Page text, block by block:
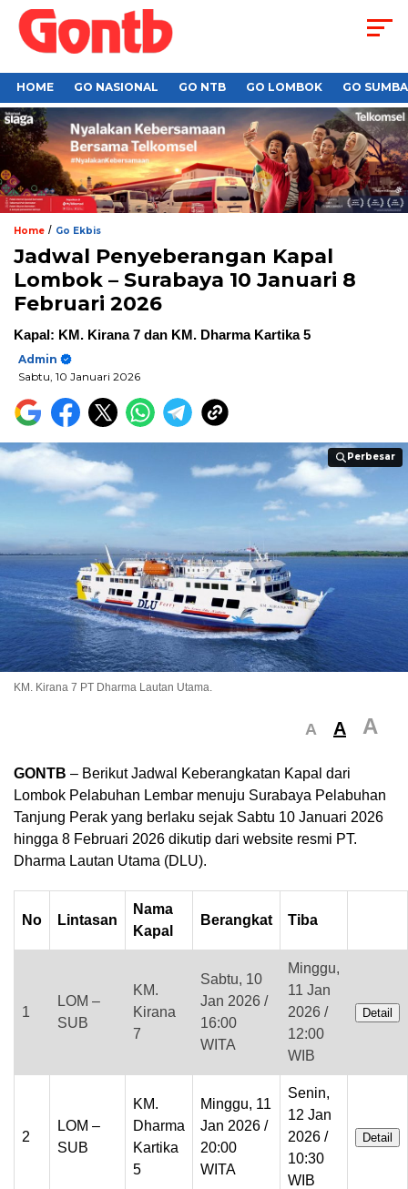
HOME GO NASIONAL GO NTB GO LOMBOK GO
Home / Go Ekbis
Jadwal Penyeberangan Kapal
Lombok – Surabaya 10 Januari 8
Februari 2026
Kapal: KM. Kirana 7 dan KM. Dharma Kartika 5
Admin
Sabtu, 10 Januari 2026
Perbesar
Perbesar
KM. Kirana 7 PT Dharma Lautan Utama.
A A A
GONTB – Berikut Jadwal Keberangkatan Kapal dari
Lombok Pelabuhan Lembar menuju Surabaya Pelabuhan
Tanjung Perak yang berlaku sejak Sabtu 10 Januari 2026
hingga 8 Februari 2026 dikutip dari website resmi PT.
Dharma Lautan Utama (DLU).
No Lintasan
Nama
Kapal
Berangkat Tiba
1
LOM –
SUB
KM.
Kirana
7
Sabtu, 10
Jan 2026 /
16:00
WITA
Minggu,
11 Jan
2026 /
12:00
WIB
Detail
2
LOM –
SUB
KM.
Dharma
Kartika
5
Minggu, 11
Jan 2026 /
20:00
WITA
Senin,
12 Jan
2026 /
10:30
WIB
Detail